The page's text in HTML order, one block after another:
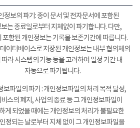
정보의 파기: 종이 문서 및 전자문서에 포함된
는 종료일로부터 지체없이 파기합니다. 다만,
포함된 개인정보는 기록물 보존기간에 따릅니다.
이터베이스로 저장된 개인정보는 내부 협의체의
따라 시스템의 기능 등을 고려하여 일정 기간 내
자동으로 파기됩니다.
보파일의 파기 : 개인정보파일의 처리 목적 달성,
스의 폐지, 사업의 종료 등 그 개인정보파일이
게 되었을 때에는 개인정보의 처리가 불필요한
정되는 날로부터 지체 없이 그 개인정보파일을